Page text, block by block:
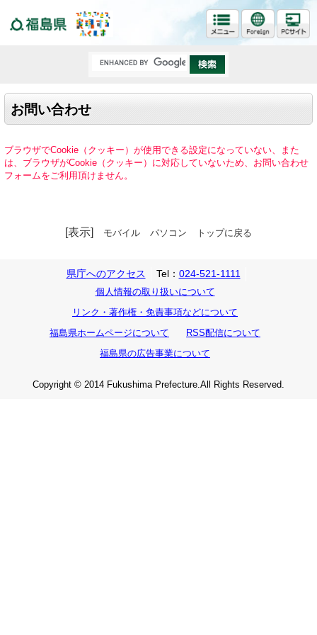
お問い合わせ
ブラウザでCookie（クッキー）が使用できる設定になっていない、また
は、ブラウザがCookie（クッキー）に対応していないため、お問い合わせ
フォームをご利用頂けません。
[表示] モバイル パソコン トップに戻る
県庁へのアクセス Tel： 024-521-1111
個人情報の取り扱いについて
リンク・著作権・免責事項などについて
福島県ホームページについて
RSS配信について
福島県の広告事業について
Copyright © 2014 Fukushima Prefecture.All Rights Reserved.